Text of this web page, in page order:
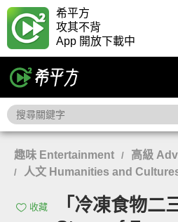
希平方
攻其不背
App 開放下載中
趣味 Entertainment / 高級
/ 人文 Humanities and
收藏
「冷凍食物二